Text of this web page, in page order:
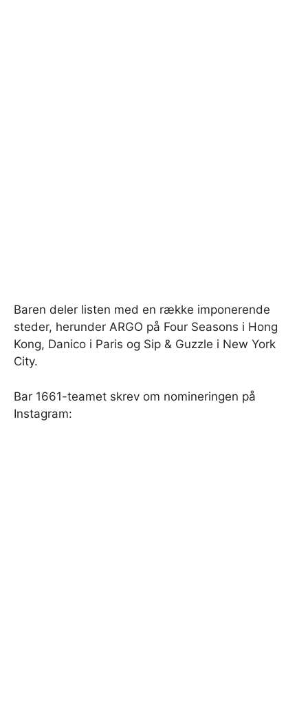
Baren deler listen med en række imponerende
steder, herunder ARGO på Four Seasons i Hong
Kong, Danico i Paris og Sip & Guzzle i New York
City.
Bar 1661-teamet skrev om nomineringen på
Instagram: